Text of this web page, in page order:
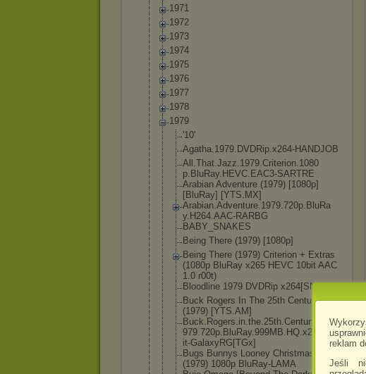
reklam
Jeśli
1971
1972
1973
1974
1975
1976
1977
1978
1979
'10'
Agatha.1979.DVDRip.x264-HANDJOB
All.That.Jazz.1979.Criterion.1080
p.BluRay.HEVC.EAC3-SARTRE
Arabian Adventure (1979) [1080p]
[BluRay] [YTS.MX]
Arabian.Adventure.1979.720p.BluRa
y.H264.AAC-RARBG
BABY_SNAKES
Being There (1979) [1080p]
Being There (1979) Criterion + Extras
(1080p BluRay x265 HEVC 10bit AAC
1.0 r00t)
Bloodline 1979 DVDRip x264[SN]
Buck Rogers In The 25th Century
(1979) [YTS.AM]
Buck.Rogers.in.the.25th.Century.1
979.720p.Bl uRay.999MB. HQ.x265.10b
it-GalaxyRG [TGx]
Bugs Bunnys Looney Christmas Tales
(1979) 1080p BluRay-LAMA